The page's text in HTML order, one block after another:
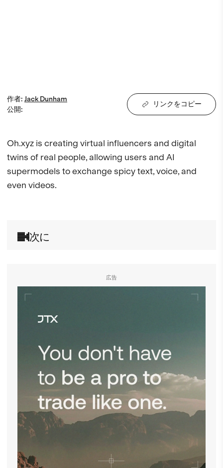
次に
作者: Jack Dunham
公開:
リンクをコピー
Oh.xyz is creating virtual influencers and digital
twins of real people, allowing users and AI
supermodels to exchange spicy text, voice, and
even videos.
広告